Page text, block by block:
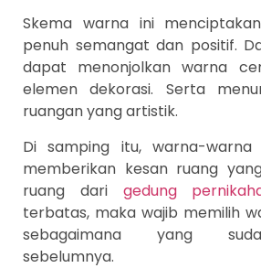
Skema warna ini
penuh semangat dan positif.
dapat menonjolkan warna
elemen dekorasi. Serta
ruangan yang artistik.
Di samping itu, warna-
memberikan kesan ruang
ruang dari gedung
terbatas, maka wajib memilih
sebagaimana yang
sebelumnya.